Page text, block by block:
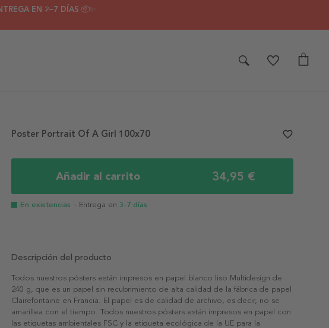
EN 2–7 DÍAS 📦✨
Añadir al carrito 34,95 €
En existencias - Entrega en 3-7 días
Poster Portrait Of A Girl 100x70 favorite_border
Descripción del producto
Todos nuestros pósters están impresos en papel blanco liso Multidesign de
240 g, que es un papel sin recubrimiento de alta calidad de la fábrica de papel
Clairefontaine en Francia. El papel es de calidad de archivo, es decir, no se
amarillea con el tiempo. Todos nuestros pósters están impresos en papel con
las etiquetas ambientales FSC y la etiqueta ecológica de la UE para la